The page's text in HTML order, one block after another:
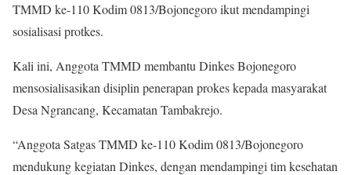
TMMD ke-110 Kodim 0813/Bojonegoro ikut mendampingi
sosialisasi protkes.
Kali ini, Anggota TMMD membantu Dinkes Bojonegoro
mensosialisasikan disiplin penerapan prokes kepada masyarakat
Desa Ngrancang, Kecamatan Tambakrejo.
“Anggota Satgas TMMD ke-110 Kodim 0813/Bojonegoro
mendukung kegiatan Dinkes, dengan mendampingi tim kesehatan